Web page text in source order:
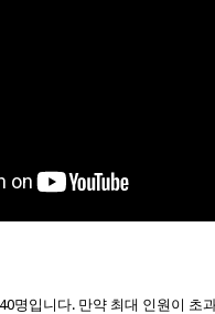
명입니다. 만약 최대 인원이 초